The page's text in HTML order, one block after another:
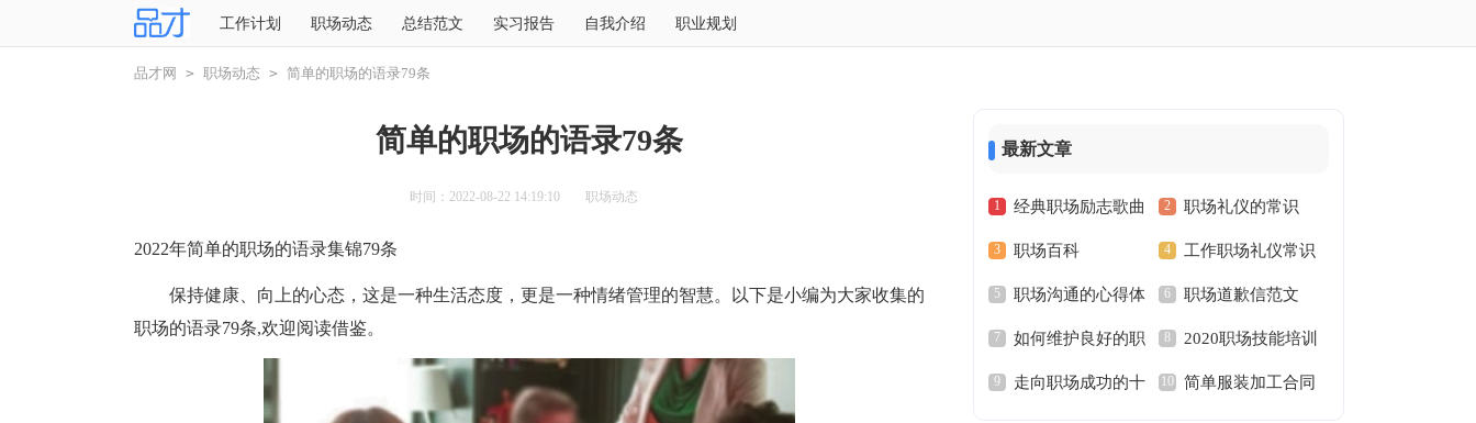
工作计划 职场动态 总结范文 实习报告 自我介绍 职业规划
品才网 > 职场动态 > 简单的职场的语录79条
简单的职场的语录79条
时间：2022-08-22 14:19:10 职场动态
2022年简单的职场的语录集锦79条
保持健康、向上的心态，这是一种生活态度，更是一种情绪管理的智慧。以下是小编为大家收集的
职场的语录79条,欢迎阅读借鉴。
最新文章
经典职场励志歌曲 职场礼仪的常识
职场百科 工作职场礼仪常识
职场沟通的心得体
会
职场道歉信范文
如何维护良好的职
场人际关系
2020职场技能培训
心得体会范文
走向职场成功的十 简单服装加工合同